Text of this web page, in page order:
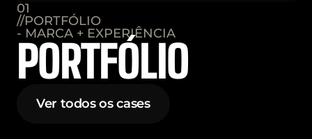
01
//PORTFÓLIO
- MARCA + EXPERIÊNCIA
PORTFÓLIO
Ver todos os cases